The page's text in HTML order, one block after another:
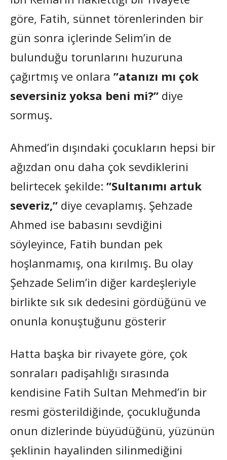
göre, Fatih, sünnet törenlerinden bir
gün sonra içlerinde Selim’in de
bulunduğu torunlarını huzuruna
çağırtmış ve onlara ”atanızı mı çok
seversiniz yoksa beni mi?” diye
sormuş.
Ahmed’in dışındaki çocukların hepsi bir
ağızdan onu daha çok sevdiklerini
belirtecek şekilde: ”Sultanımı artuk
severiz,” diye cevaplamış. Şehzade
Ahmed ise babasını sevdiğini
söyleyince, Fatih bundan pek
hoşlanmamış, ona kırılmış. Bu olay
Şehzade Selim’in diğer kardeşleriyle
birlikte sık sık dedesini gördüğünü ve
onunla konuştuğunu gösterir
Hatta başka bir rivayete göre, çok
sonraları padişahlığı sırasında
kendisine Fatih Sultan Mehmed’in bir
resmi gösterildiğinde, çocukluğunda
onun dizlerinde büyüdüğünü, yüzünün
şeklinin hayalinden silinmediğini